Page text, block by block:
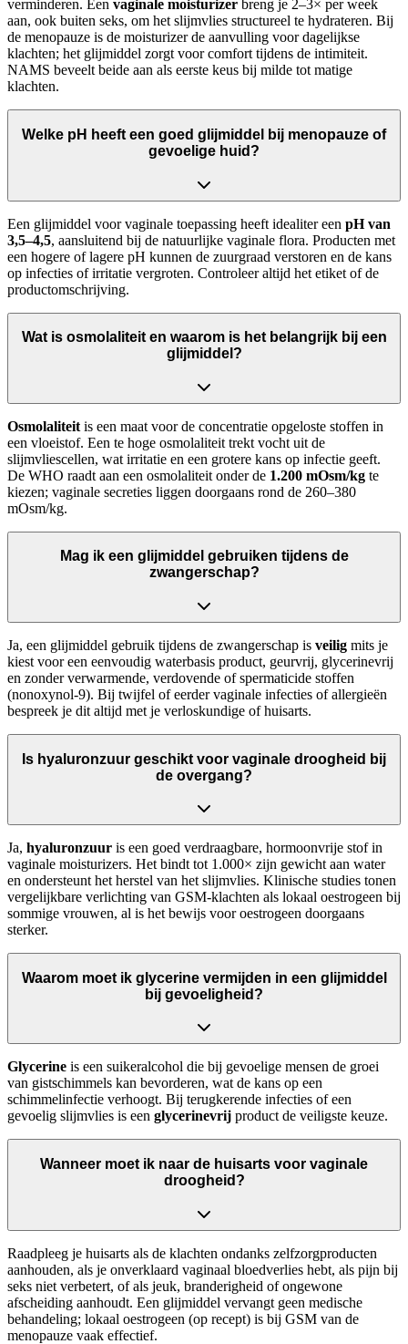
verminderen. Een vaginale moisturizer breng je 2–3× per week
aan, ook buiten seks, om het slijmvlies structureel te hydrateren. Bij
de menopauze is de moisturizer de aanvulling voor dagelijkse
klachten; het glijmiddel zorgt voor comfort tijdens de intimiteit.
NAMS beveelt beide aan als eerste keus bij milde tot matige
klachten.
Welke pH heeft een goed glijmiddel bij menopauze of
gevoelige huid?
Een glijmiddel voor vaginale toepassing heeft idealiter een pH van
3,5–4,5, aansluitend bij de natuurlijke vaginale flora. Producten met
een hogere of lagere pH kunnen de zuurgraad verstoren en de kans
op infecties of irritatie vergroten. Controleer altijd het etiket of de
productomschrijving.
Wat is osmolaliteit en waarom is het belangrijk bij een
glijmiddel?
Osmolaliteit is een maat voor de concentratie opgeloste stoffen in
een vloeistof. Een te hoge osmolaliteit trekt vocht uit de
slijmvliescellen, wat irritatie en een grotere kans op infectie geeft.
De WHO raadt aan een osmolaliteit onder de 1.200 mOsm/kg te
kiezen; vaginale secreties liggen doorgaans rond de 260–380
mOsm/kg.
Mag ik een glijmiddel gebruiken tijdens de
zwangerschap?
Ja, een glijmiddel gebruik tijdens de zwangerschap is veilig mits je
kiest voor een eenvoudig waterbasis product, geurvrij, glycerinevrij
en zonder verwarmende, verdovende of spermaticide stoffen
(nonoxynol-9). Bij twijfel of eerder vaginale infecties of allergieën
bespreek je dit altijd met je verloskundige of huisarts.
Is hyaluronzuur geschikt voor vaginale droogheid bij
de overgang?
Ja, hyaluronzuur is een goed verdraagbare, hormoonvrije stof in
vaginale moisturizers. Het bindt tot 1.000× zijn gewicht aan water
en ondersteunt het herstel van het slijmvlies. Klinische studies tonen
vergelijkbare verlichting van GSM-klachten als lokaal oestrogeen bij
sommige vrouwen, al is het bewijs voor oestrogeen doorgaans
sterker.
Waarom moet ik glycerine vermijden in een glijmiddel
bij gevoeligheid?
Glycerine is een suikeralcohol die bij gevoelige mensen de groei
van gistschimmels kan bevorderen, wat de kans op een
schimmelinfectie verhoogt. Bij terugkerende infecties of een
gevoelig slijmvlies is een glycerinevrij product de veiligste keuze.
Wanneer moet ik naar de huisarts voor vaginale
droogheid?
Raadpleeg je huisarts als de klachten ondanks zelfzorgproducten
aanhouden, als je onverklaard vaginaal bloedverlies hebt, als pijn bij
seks niet verbetert, of als jeuk, branderigheid of ongewone
afscheiding aanhoudt. Een glijmiddel vervangt geen medische
behandeling; lokaal oestrogeen (op recept) is bij GSM van de
menopauze vaak effectief.